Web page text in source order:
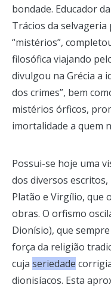
bondade. Educador
Trácios da selvageria
“mistérios”,
filosófica viajando
divulgou na Grécia a
dos crimes”, bem
mistérios órficos,
imortalidade a quem
Possui-se hoje uma
dos diversos
Platão e Virgílio, que
obras. O orfismo
Dionísio), que
força da religião
cuja seriedade
dionisíacos. Esta